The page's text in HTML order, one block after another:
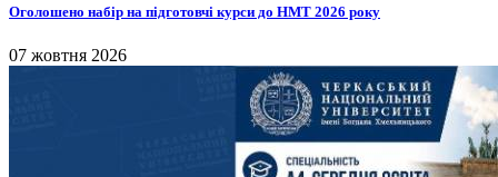
Оголошено набір на підготовчі курси до НМТ 2026 року
07 жовтня 2026